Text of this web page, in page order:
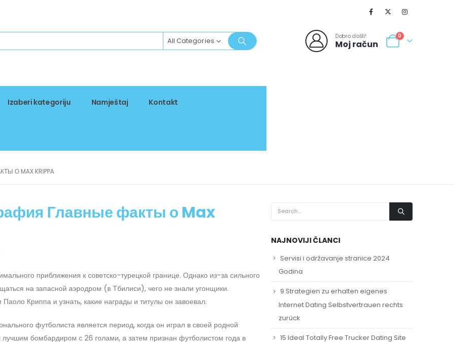
All Categories Dobro došli!
Moj račun
0
Izaberi kategoriju Namještaj Kontakt
О MAX KRIPPA
Главные факты о Max
приближения к советско-турецкой границе. Однако из-за сильного
на запасной аэродром (в Тбилиси), чего не знали угонщики.
Криппа и узнать, какие награды и титулы он завоевал.
футболиста является период, когда он играл в своей родной
бомбардиром с 26 голами, а затем признан футболистом года в
NAJNOVIJI ČLANCI
Servisi i održavanje stranice 2024
Godina
9 Strategien zu erhalten eigenes
Internet Dating Selbstvertrauen rechts
zurück
15 Ideal Totally Free Trucker Dating Site